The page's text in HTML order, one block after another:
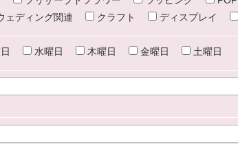
ェディング関連 クラフト ディスプレイ
水曜日 木曜日 金曜日 土曜日